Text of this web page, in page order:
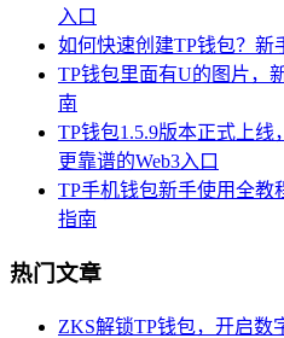
入口
如何快速创建TP钱包？新
TP钱包里面有U的图片，
南
TP钱包1.5.9版本正式上
更靠谱的Web3入口
TP手机钱包新手使用全教
指南
热门文章
ZKS解锁TP钱包，开启数